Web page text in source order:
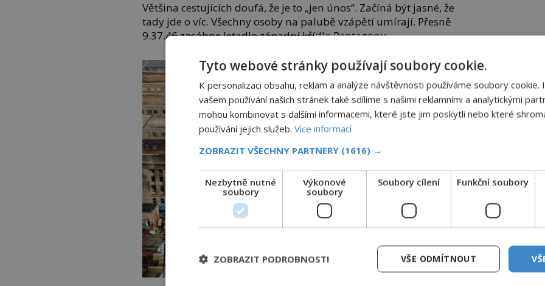
Většina cestujících doufá, že je to „jen únos“. Začíná být jasné, že
tady jde o víc. Všechny osoby na palubě vzápětí umírají. Přesně
9.37.46 zasáhne letadlo západní křídlo Pentagonu.
Tyto webové stránky používají soubory cookie.
K personalizaci obsahu, reklam a analýze návštěvnosti používáme soubory cookie.
vašem používání našich stránek také sdílíme s našimi reklamními a analytickými
mohou kombinovat s dalšími informacemi, které jste jim poskytli nebo které
používání jejich služeb. Více informací
ZOBRAZIT VŠECHNY PARTNERY (1616) →
Nezbytně nutné
soubory
Výkonové
soubory
Soubory cílení Funkční soubory
VŠE ODMÍTNOUT
ZOBRAZIT PODROBNOSTI